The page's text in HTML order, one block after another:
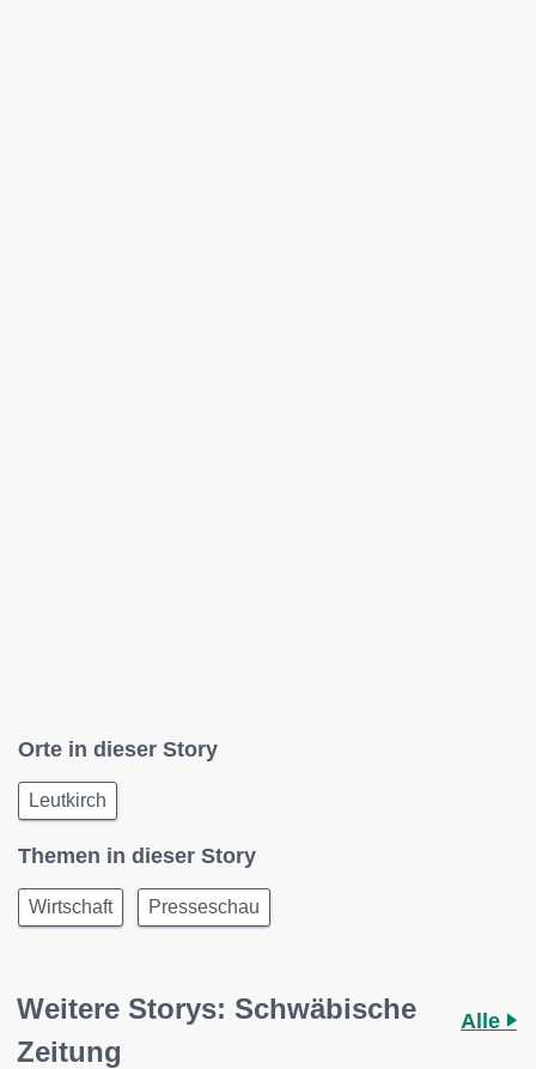
Orte in dieser Story
Leutkirch
Themen in dieser Story
Wirtschaft Presseschau
Weitere Storys: Schwäbische
Zeitung
Alle